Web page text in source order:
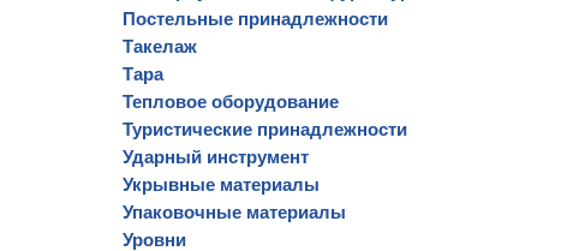
Постельные принадлежности
Такелаж
Тара
Тепловое оборудование
Туристические принадлежности
Ударный инструмент
Укрывные материалы
Упаковочные материалы
Уровни